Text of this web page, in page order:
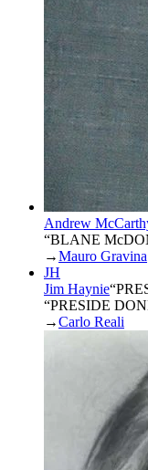
Andrew
“BLANE
→Mauro Gravina
JH
Jim Haynie“
“PRESIDE
→Carlo Reali